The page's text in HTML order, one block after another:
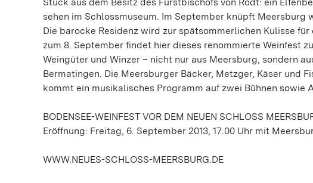
sehen im Schlossmuseum. Im September knüpft
Die barocke Residenz wird zur spätsommerlichen Kulisse
zum 8. September findet hier dieses renommierte Weinfest
Weingüter und Winzer – nicht nur aus Meersburg, sondern
Bermatingen. Die Meersburger Bäcker, Metzger, Käser und
kommt ein musikalisches Programm auf zwei Bühnen sowie
BODENSEE-WEINFEST VOR DEM NEUEN SCHLOSS
Eröffnung: Freitag, 6. September 2013, 17.00 Uhr mit
WWW.NEUES-SCHLOSS-MEERSBURG.DE